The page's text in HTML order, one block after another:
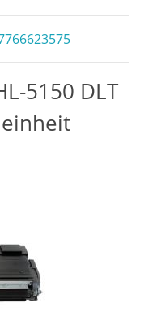
5150 DLT